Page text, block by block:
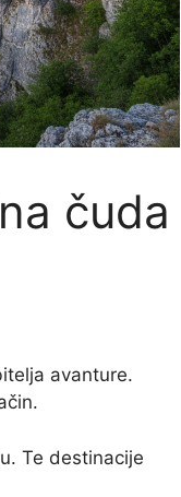
čuda
avanture.
Te destinacije